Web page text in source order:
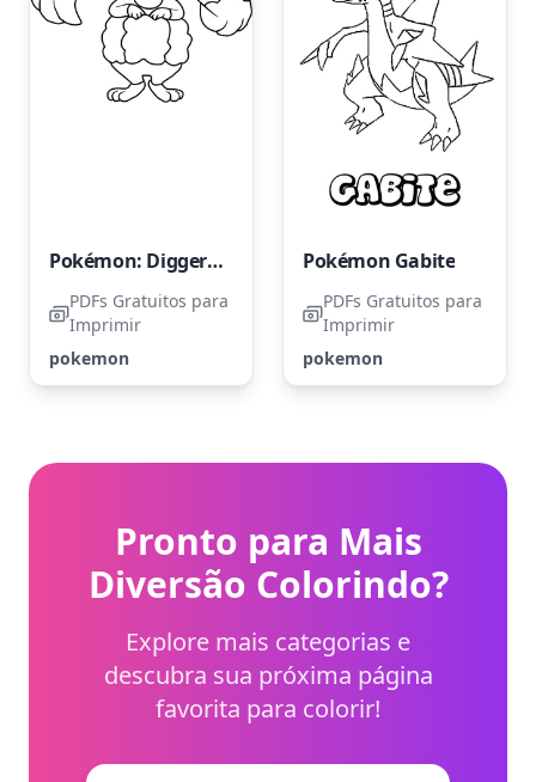
Pokémon: Diggersby
PDFs Gratuitos para
Imprimir
pokemon
Pokémon Gabite
PDFs Gratuitos para
Imprimir
pokemon
Pronto para Mais
Diversão Colorindo?
Explore mais categorias e
descubra sua próxima página
favorita para colorir!